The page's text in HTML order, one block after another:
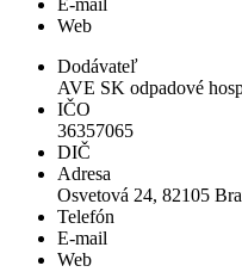
E-mail
Web
Dodávateľ
AVE SK odpadové
IČO
36357065
DIČ
Adresa
Osvetová 24, 82105
Telefón
E-mail
Web